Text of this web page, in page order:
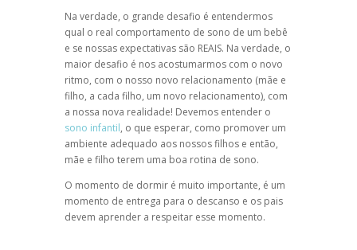
Na verdade, o grande desafio é entendermos
qual o real comportamento de sono de um bebê
e se nossas expectativas são REAIS. Na verdade, o
maior desafio é nos acostumarmos com o novo
ritmo, com o nosso novo relacionamento (mãe e
filho, a cada filho, um novo relacionamento), com
a nossa nova realidade! Devemos entender o
sono infantil, o que esperar, como promover um
ambiente adequado aos nossos filhos e então,
mãe e filho terem uma boa rotina de sono.
O momento de dormir é muito importante, é um
momento de entrega para o descanso e os pais
devem aprender a respeitar esse momento.